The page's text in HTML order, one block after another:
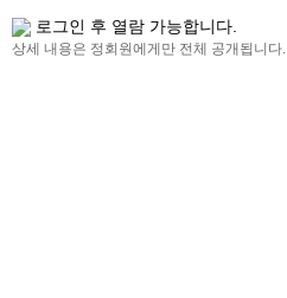
로그인 후 열람 가능합니다.
상세 내용은 정회원에게만 전체 공개됩니다.